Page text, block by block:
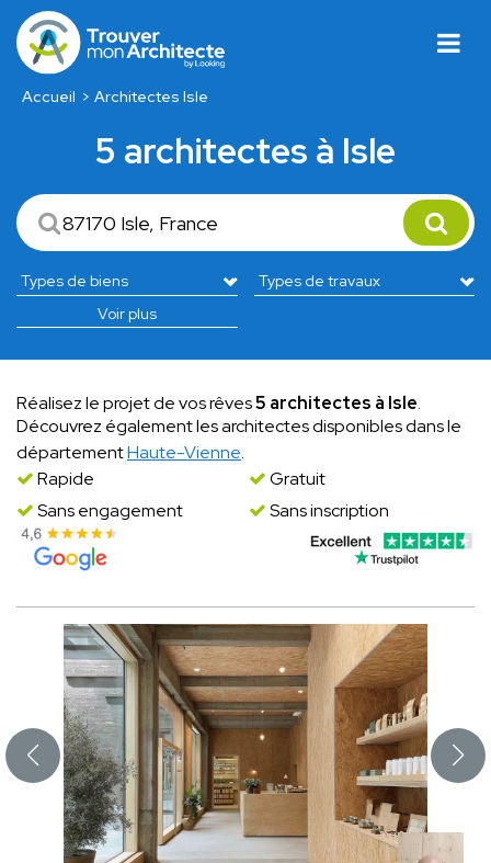
Accueil Architectes Isle
5 architectes à Isle
Voir plus
Réalisez le projet de vos rêves5 architectes à Isle.
Découvrez également les architectes disponibles dans le
départementHaute-Vienne.
Rapide
Gratuit
Sans engagement
Sans inscription